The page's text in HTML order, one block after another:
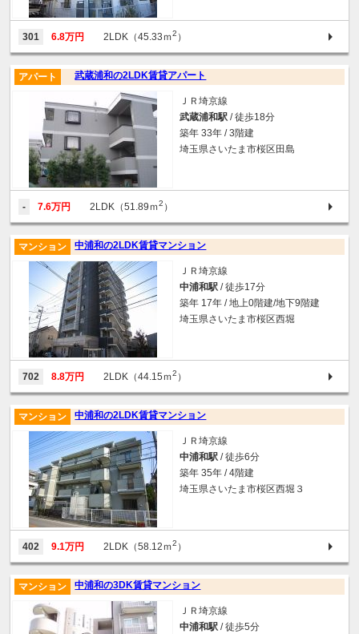
301 6.8万円 2LDK（45.33ｍ2 ）
武蔵浦和の2LDK賃貸アパート
アパート
ＪＲ埼京線
武蔵浦和駅 / 徒歩18分
築年 33年 / 3階建
埼玉県さいたま市桜区田島
- 7.6万円 2LDK（51.89ｍ2 ）
中浦和の2LDK賃貸マンション
マンション
ＪＲ埼京線
中浦和駅 / 徒歩17分
築年 17年 / 地上0階建/地下9階建
埼玉県さいたま市桜区西堀
702 8.8万円 2LDK（44.15ｍ2 ）
中浦和の2LDK賃貸マンション
マンション
ＪＲ埼京線
中浦和駅 / 徒歩6分
築年 35年 / 4階建
埼玉県さいたま市桜区西堀３
402 9.1万円 2LDK（58.12ｍ2 ）
中浦和の3DK賃貸マンション
マンション
ＪＲ埼京線
中浦和駅 / 徒歩5分